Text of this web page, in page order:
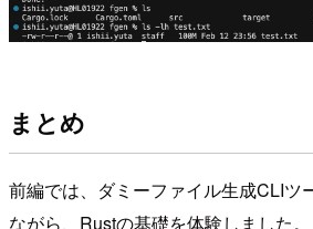
まとめ
前編では、ダミーファイル生成CLIツ
ながら、Rustの基礎を体験しました。